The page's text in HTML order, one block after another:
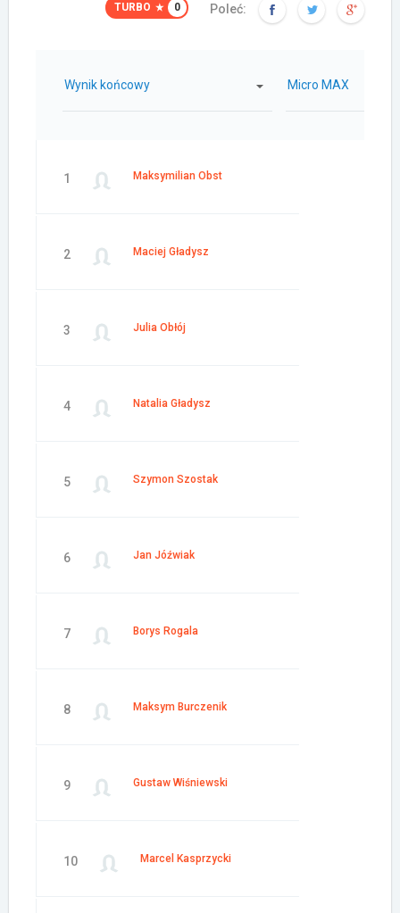
TURBO 0 Poleć:
Wynik końcowy Micro MAX
1 Maksymilian Obst
2 Maciej Gładysz
3 Julia Obłój
4 Natalia Gładysz
5 Szymon Szostak
6 Jan Jóźwiak
7 Borys Rogala
8 Maksym Burczenik
9 Gustaw Wiśniewski
10 Marcel Kasprzycki